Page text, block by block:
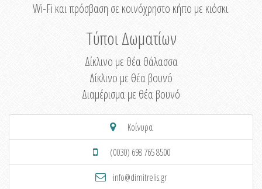
Wi-Fi και πρόσβαση σε κοινόχρηστο κήπο με κιόσκι.
Τύποι Δωματίων
Δίκλινο με θέα θάλασσα
Δίκλινο με θέα βουνό
Διαμέρισμα με θέα βουνό
Κοίνυρα
(0030) 698 765 8500
info@dimitrelis.gr